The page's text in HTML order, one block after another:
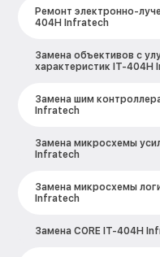
Ремонт электронно-
404H Infratech
Замена объективов с
характеристик IT-404H
Замена шим
Infratech
Замена микросхемы
Infratech
Замена микросхемы
Infratech
Замена CORE IT-404H